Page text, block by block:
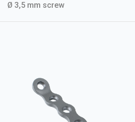
Ø 3,5 mm screw